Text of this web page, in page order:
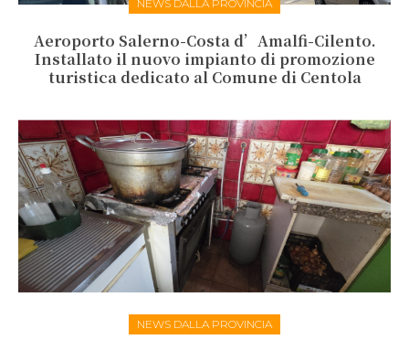
NEWS DALLA PROVINCIA
Aeroporto Salerno-Costa d’Amalfi-Cilento.
Installato il nuovo impianto di promozione
turistica dedicato al Comune di Centola
NEWS DALLA PROVINCIA